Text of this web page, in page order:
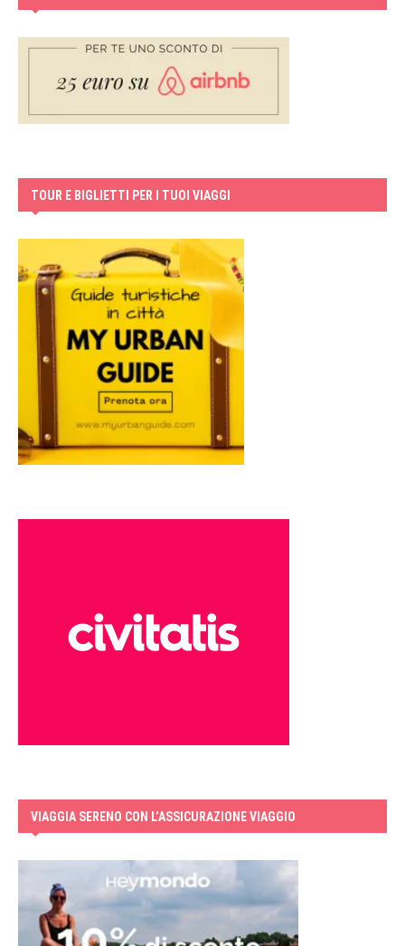
TOUR E BIGLIETTI PER I TUOI VIAGGI
VIAGGIA SERENO CON L’ASSICURAZIONE VIAGGIO